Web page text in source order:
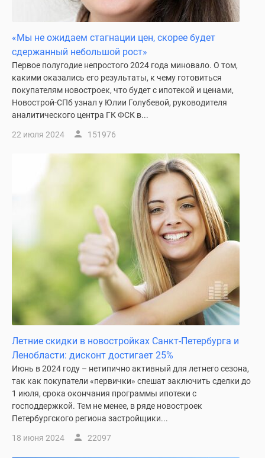
«Мы не ожидаем стагнации цен, скорее будет
сдержанный небольшой рост»
Первое полугодие непростого 2024 года миновало. О том,
какими оказались его результаты, к чему готовиться
покупателям новостроек, что будет с ипотекой и ценами,
Новострой-СПб узнал у Юлии Голубевой, руководителя
аналитического центра ГК ФСК в...
22 июля 2024 151976
Летние скидки в новостройках Санкт-Петербурга и
Ленобласти: дисконт достигает 25%
Июнь в 2024 году – нетипично активный для летнего сезона,
так как покупатели «первички» спешат заключить сделки до
1 июля, срока окончания программы ипотеки с
господдержкой. Тем не менее, в ряде новостроек
Петербургского региона застройщики...
18 июня 2024 22097